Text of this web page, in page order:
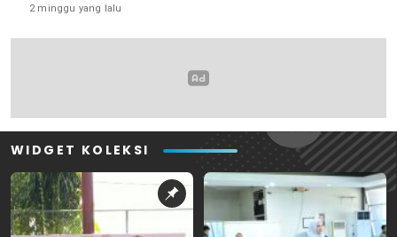
2 minggu yang lalu
WIDGET KOLEKSI